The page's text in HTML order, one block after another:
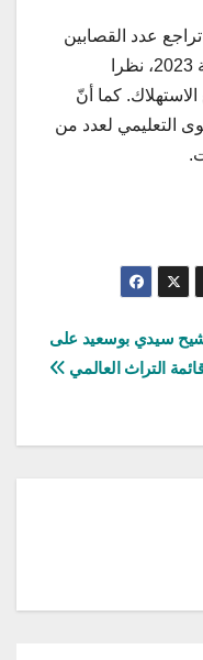
عدد القصابين
في تونس من 9000 إلى 7000 سنة 2023، نظرا
كما أنّ
التعليمي لعدد من
سيدي بوسعيد على
التراث العالمي